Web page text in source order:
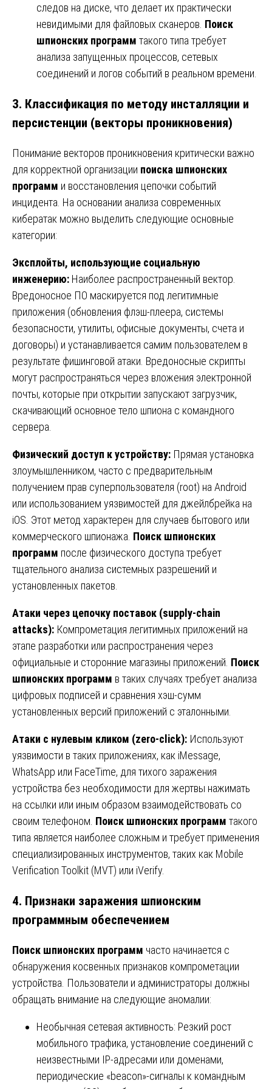
следов на диске, что делает их практически
невидимыми для файловых сканеров. Поиск
шпионских программ такого типа требует
анализа запущенных процессов, сетевых
соединений и логов событий в реальном времени.
3. Классификация по методу инсталляции и
персистенции (векторы проникновения)
Понимание векторов проникновения критически важно
для корректной организации поиска шпионских
программ и восстановления цепочки событий
инцидента. На основании анализа современных
кибератак можно выделить следующие основные
категории:
Эксплойты, использующие социальную
инженерию: Наиболее распространенный вектор.
Вредоносное ПО маскируется под легитимные
приложения (обновления флэш-плеера, системы
безопасности, утилиты, офисные документы, счета и
договоры) и устанавливается самим пользователем в
результате фишинговой атаки. Вредоносные скрипты
могут распространяться через вложения электронной
почты, которые при открытии запускают загрузчик,
скачивающий основное тело шпиона с командного
сервера.
Физический доступ к устройству: Прямая установка
злоумышленником, часто с предварительным
получением прав суперпользователя (root) на Android
или использованием уязвимостей для джейлбрейка на
iOS. Этот метод характерен для случаев бытового или
коммерческого шпионажа. Поиск шпионских
программ после физического доступа требует
тщательного анализа системных разрешений и
установленных пакетов.
Атаки через цепочку поставок (supply-chain
attacks): Компрометация легитимных приложений на
этапе разработки или распространения через
официальные и сторонние магазины приложений. Поиск
шпионских программ в таких случаях требует анализа
цифровых подписей и сравнения хэш-сумм
установленных версий приложений с эталонными.
Атаки с нулевым кликом (zero-click): Используют
уязвимости в таких приложениях, как iMessage,
WhatsApp или FaceTime, для тихого заражения
устройства без необходимости для жертвы нажимать
на ссылки или иным образом взаимодействовать со
своим телефоном. Поиск шпионских программ такого
типа является наиболее сложным и требует применения
специализированных инструментов, таких как Mobile
Verification Toolkit (MVT) или iVerify.
4. Признаки заражения шпионским
программным обеспечением
Поиск шпионских программ часто начинается с
обнаружения косвенных признаков компрометации
устройства. Пользователи и администраторы должны
обращать внимание на следующие аномалии:
Необычная сетевая активность: Резкий рост
мобильного трафика, установление соединений с
неизвестными IP-адресами или доменами,
периодические «beacon»-сигналы к командным